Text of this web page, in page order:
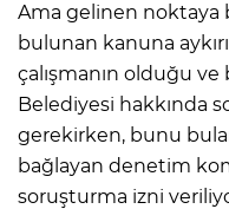
Ama gelinen noktaya
bulunan kanuna
çalışmanın olduğu
Belediyesi hakkında
gerekirken, bunu
bağlayan denetim
soruşturma izni